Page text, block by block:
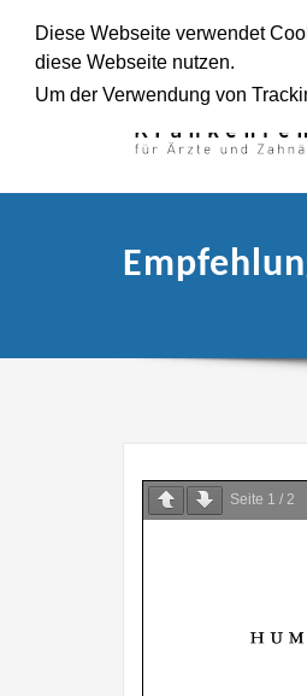
Diese Webseite verwendet
diese Webseite nutzen.
Um der Verwendung von
Seite 1 / 2